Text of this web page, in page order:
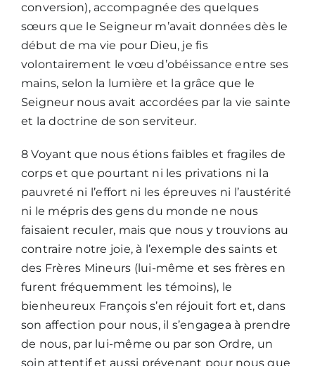
conversion), accompagnée des quelques
sœurs que le Seigneur m’avait données dès le
début de ma vie pour Dieu, je fis
volontairement le vœu d’obéissance entre ses
mains, selon la lumière et la grâce que le
Seigneur nous avait accordées par la vie sainte
et la doctrine de son serviteur.
8 Voyant que nous étions faibles et fragiles de
corps et que pourtant ni les privations ni la
pauvreté ni l’effort ni les épreuves ni l’austérité
ni le mépris des gens du monde ne nous
faisaient reculer, mais que nous y trouvions au
contraire notre joie, à l’exemple des saints et
des Frères Mineurs (lui-même et ses frères en
furent fréquemment les témoins), le
bienheureux François s’en réjouit fort et, dans
son affection pour nous, il s’engagea à prendre
de nous, par lui-même ou par son Ordre, un
soin attentif et aussi prévenant pour nous que